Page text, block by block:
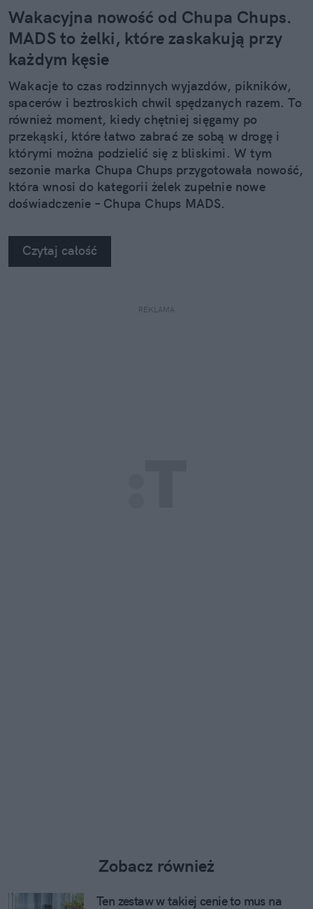
Wakacyjna nowość od Chupa Chups.
MADS to żelki, które zaskakują przy
każdym kęsie
Wakacje to czas rodzinnych wyjazdów, pikników,
spacerów i beztroskich chwil spędzanych razem. To
również moment, kiedy chętniej sięgamy po
przekąski, które łatwo zabrać ze sobą w drogę i
którymi można podzielić się z bliskimi. W tym
sezonie marka Chupa Chups przygotowała nowość,
która wnosi do kategorii żelek zupełnie nowe
doświadczenie – Chupa Chups MADS.
Czytaj całość
REKLAMA
Zobacz również
Ten zestaw w takiej cenie to mus na